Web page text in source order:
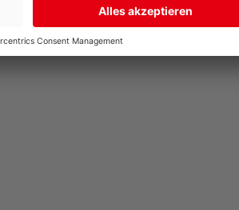
neue Möbelstück stehen soll.